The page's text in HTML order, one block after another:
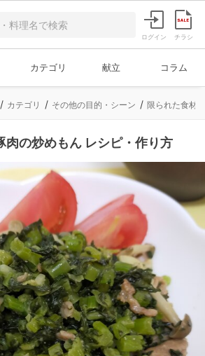
ログイン チラシ
カテゴリ 献立 コラム
カテゴリ その他の目的・シーン 限られた食材
肉の炒めもん レシピ・作り方